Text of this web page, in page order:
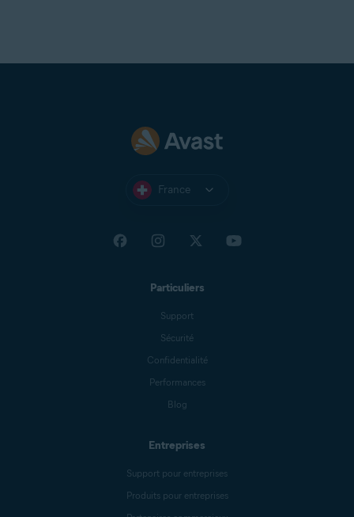
France
Particuliers
Support
Sécurité
Confidentialité
Performances
Blog
Entreprises
Support pour entreprises
Produits pour entreprises